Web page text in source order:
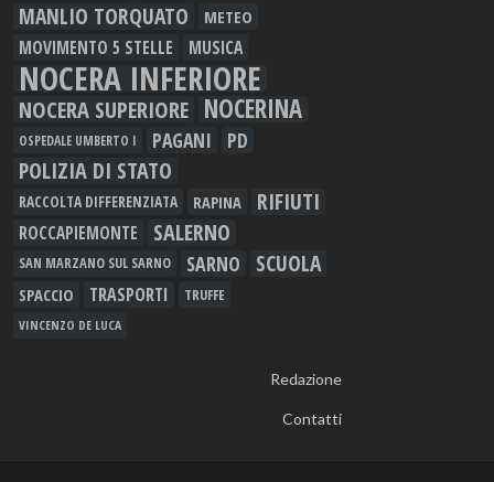
MANLIO TORQUATO METEO
MOVIMENTO 5 STELLE MUSICA
NOCERA INFERIORE
NOCERA SUPERIORE NOCERINA
OSPEDALE UMBERTO I PAGANI PD
POLIZIA DI STATO
RACCOLTA DIFFERENZIATA RAPINA RIFIUTI
ROCCAPIEMONTE SALERNO
SAN MARZANO SUL SARNO SARNO SCUOLA
SPACCIO TRASPORTI TRUFFE
VINCENZO DE LUCA
Redazione
Contatti